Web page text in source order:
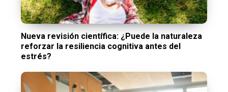
Nueva revisión científica: ¿Puede la naturaleza
reforzar la resiliencia cognitiva antes del
estrés?